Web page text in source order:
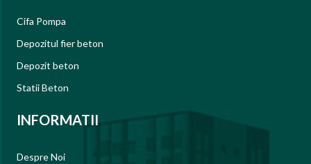
Cifa Pompa
Depozitul fier beton
Depozit beton
Statii Beton
INFORMATII
Despre Noi